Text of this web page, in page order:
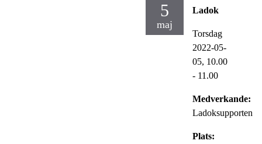
5
maj
Ladok
Torsdag
2022-05-
05, 10.00
- 11.00
Medverkande:
Ladoksupporten
Plats: